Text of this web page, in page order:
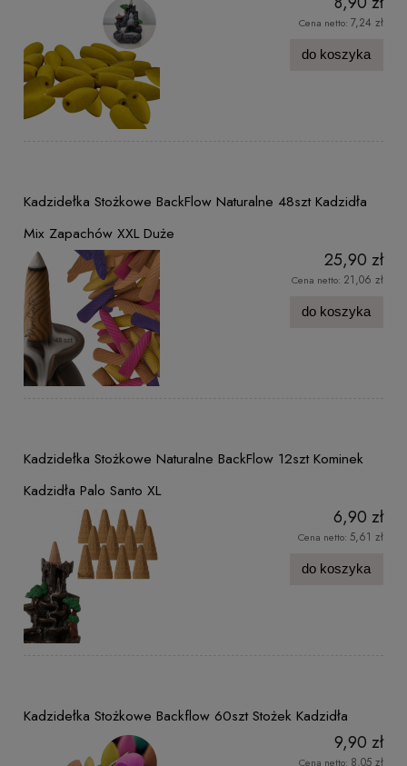
Cena netto: 7,24 zł
do koszyka
Kadzidełka Stożkowe BackFlow Naturalne 48szt Kadzidła
Mix Zapachów XXL Duże
25,90 zł
Cena netto: 21,06 zł
do koszyka
Kadzidełka Stożkowe Naturalne BackFlow 12szt Kominek
Kadzidła Palo Santo XL
6,90 zł
Cena netto: 5,61 zł
do koszyka
Kadzidełka Stożkowe Backflow 60szt Stożek Kadzidła
9,90 zł
Cena netto: 8,05 zł